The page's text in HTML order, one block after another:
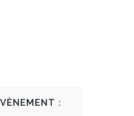
: